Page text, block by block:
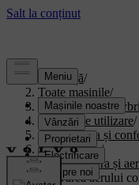
Asistență/
Toate mașinile/
XC90 Plug-in
Manual de utilizare/
Climatizarea și
climatizarea./
Temperatura și
Activarea aerului